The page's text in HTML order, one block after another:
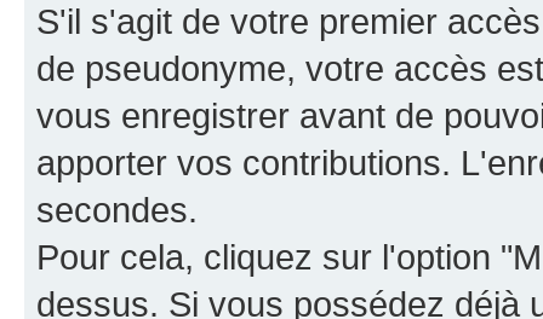
S'il s'agit de votre premier
de pseudonyme, votre accès
vous enregistrer avant de
apporter vos contributions.
secondes.
Pour cela, cliquez sur l'option
dessus. Si vous possédez déjà